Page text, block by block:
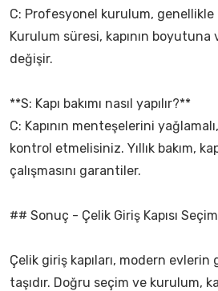
C: Profesyonel kurulum,
Kurulum süresi, kapının boyutuna
değişir.
**S: Kapı bakımı nasıl yapılır?**
C: Kapının menteşelerini
kontrol etmelisiniz. Yıllık bakım,
çalışmasını garantiler.
## Sonuç - Çelik Giriş Kapısı
Çelik giriş kapıları, modern
taşıdır. Doğru seçim ve kurulum,